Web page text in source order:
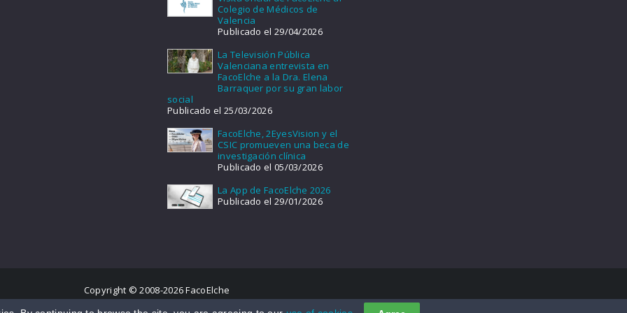
Colegio de Médicos de
Valencia
Publicado el 29/04/2026
La Televisión Pública
Valenciana entrevista en
FacoElche a la Dra. Elena
Barraquer por su gran labor
social
Publicado el 25/03/2026
FacoElche, 2EyesVision y el
CSIC promueven una beca de
investigación clínica
Publicado el 05/03/2026
La App de FacoElche 2026
Publicado el 29/01/2026
Copyright © 2008-2026 FacoElche